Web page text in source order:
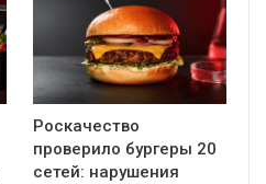
Роскачество
проверило бургеры 20
сетей: нарушения